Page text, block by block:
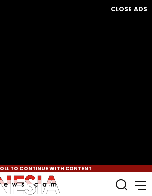
CLOSE ADS
TO CONTINUE WITH CONTENT